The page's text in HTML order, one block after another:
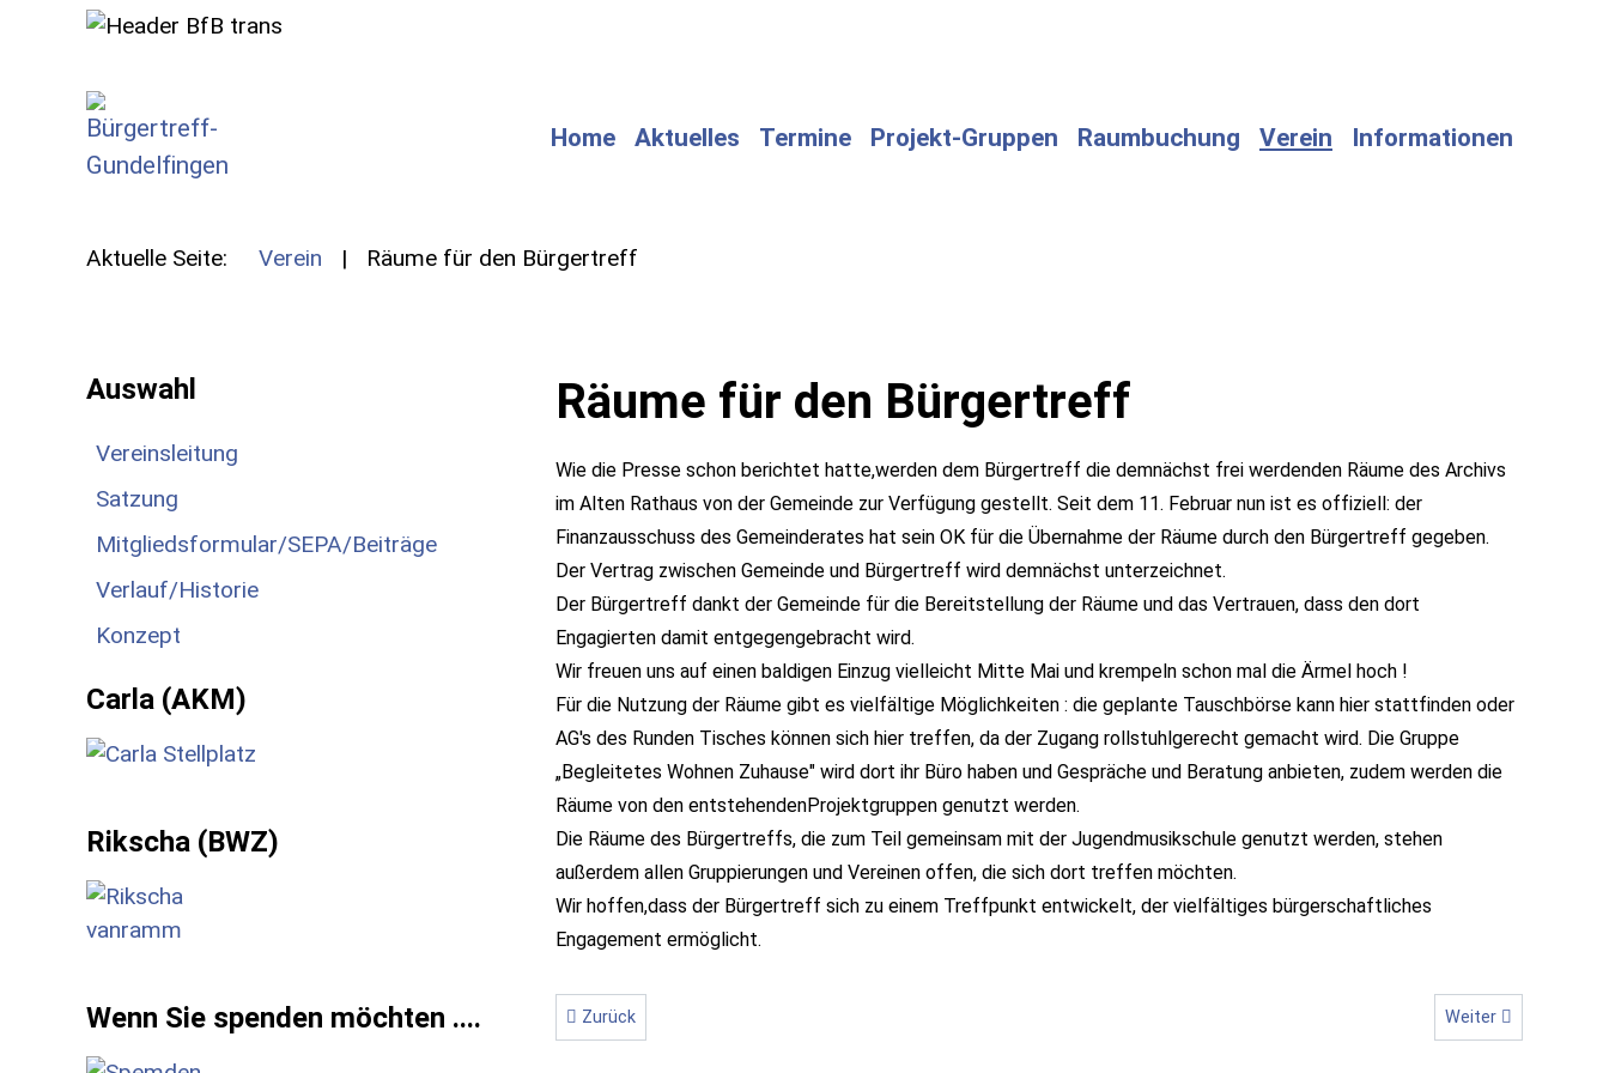
SKIP TO MAIN CONTENT
Home
Aktuelles Termine Projekt-Gruppen Raumbuchung Verein Informationen
Aktuelle Seite: Verein Räume für den Bürgertreff
Auswahl
Vereinsleitung
Satzung
Mitgliedsformular/SEPA/Beiträge
Verlauf/Historie
Konzept
Carla (AKM)
Rikscha (BWZ)
Wenn Sie spenden möchten ....
Räume für den Bürgertreff
Wie die Presse schon berichtet hatte,werden dem Bürgertreff die demnächst frei werdenden Räume des Archivs
im Alten Rathaus von der Gemeinde zur Verfügung gestellt. Seit dem 11. Februar nun ist es offiziell: der
Finanzausschuss des Gemeinderates hat sein OK für die Übernahme der Räume durch den Bürgertreff gegeben.
Der Vertrag zwischen Gemeinde und Bürgertreff wird demnächst unterzeichnet.
Der Bürgertreff dankt der Gemeinde für die Bereitstellung der Räume und das Vertrauen, dass den dort
Engagierten damit entgegengebracht wird.
Wir freuen uns auf einen baldigen Einzug vielleicht Mitte Mai und krempeln schon mal die Ärmel hoch !
Für die Nutzung der Räume gibt es vielfältige Möglichkeiten : die geplante Tauschbörse kann hier stattfinden oder
AG's des Runden Tisches können sich hier treffen, da der Zugang rollstuhlgerecht gemacht wird. Die Gruppe
„Begleitetes Wohnen Zuhause" wird dort ihr Büro haben und Gespräche und Beratung anbieten, zudem werden die
Räume von den entstehendenProjektgruppen genutzt werden.
Die Räume des Bürgertreffs, die zum Teil gemeinsam mit der Jugendmusikschule genutzt werden, stehen
außerdem allen Gruppierungen und Vereinen offen, die sich dort treffen möchten.
Wir hoffen,dass der Bürgertreff sich zu einem Treffpunkt entwickelt, der vielfältiges bürgerschaftliches
Engagement ermöglicht.
Vorheriger Beitrag: Wir ziehen ins ehemalige Rathaus
Zurück Nächster Beitrag:
Weiter